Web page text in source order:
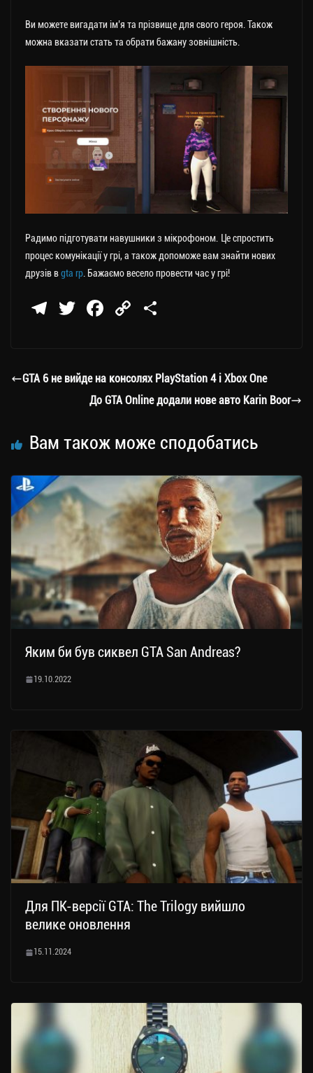
Ви можете вигадати ім’я та прізвище для свого героя. Також
можна вказати стать та обрати бажану зовнішність.
Радимо підготувати навушники з мікрофоном. Це спростить
процес комунікації у грі, а також допоможе вам знайти нових
друзів вgta rp . Бажаємо весело провести час у грі!
Te
a
T
er
Fa
ok
C
Li
nk
ли
ти
GTA 6 не вийде на консолях PlayStation 4 і Xbox One
До GTA Online додали нове авто Karin Boor
Вам також може сподобатись
Яким би був сиквел GTA San Andreas?
19.10.2022
Для ПК-версії GTA: The Trilogy вийшло
велике оновлення
15.11.2024